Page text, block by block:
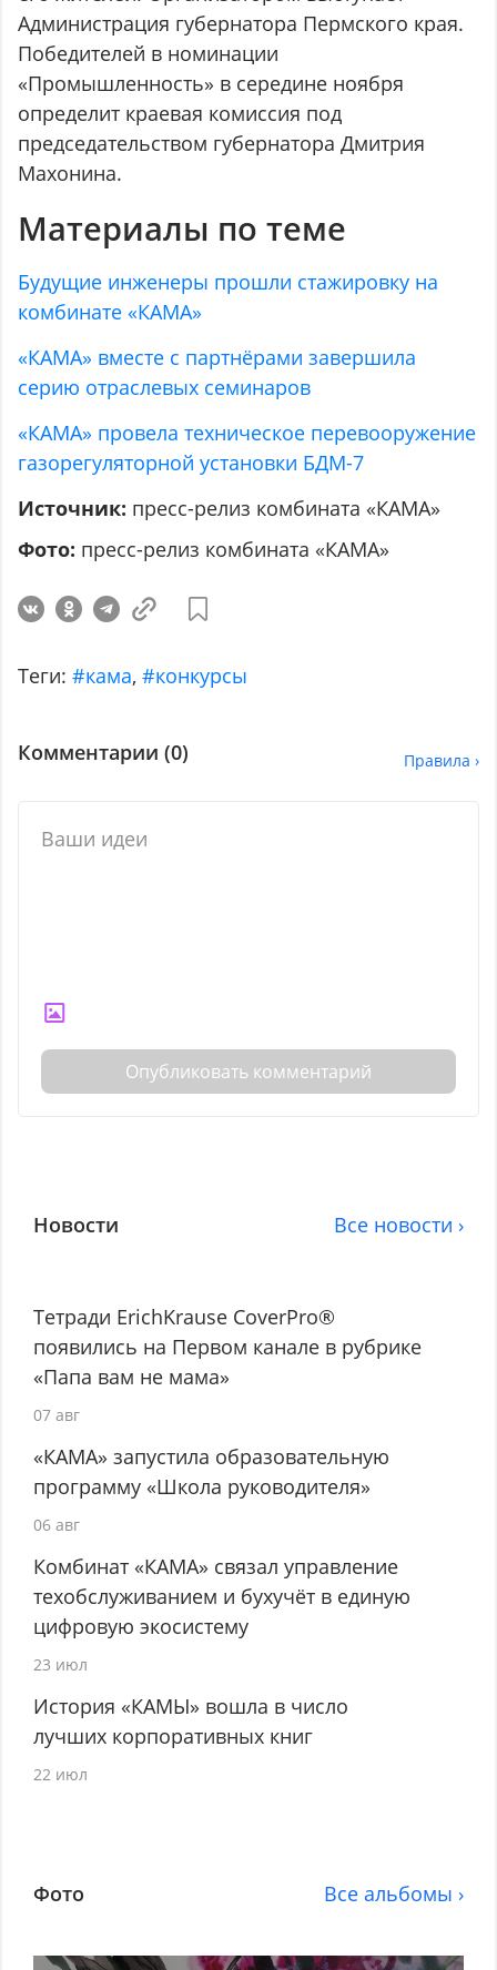
Администрация губернатора Пермского края.
Победителей в номинации
«Промышленность» в середине ноября
определит краевая комиссия под
председательством губернатора Дмитрия
Махонина.
Материалы по теме
Будущие инженеры прошли стажировку на
комбинате «КАМА»
«КАМА» вместе с партнёрами завершила
серию отраслевых семинаров
«КАМА» провела техническое перевооружение
газорегуляторной установки БДМ-7
Источник: пресс-релиз комбината «КАМА»
Фото: пресс-релиз комбината «КАМА»
Теги: #кама,#конкурсы
Комментарии (0) Правила ›
Опубликовать комментарий
Новости Все новости ›
Тетради ErichKrause CoverPro®
появились на Первом канале в рубрике
«Папа вам не мама»
07 авг
«КАМА» запустила образовательную
программу «Школа руководителя»
06 авг
Комбинат «КАМА» связал управление
техобслуживанием и бухучёт в единую
цифровую экосистему
23 июл
История «КАМЫ» вошла в число
лучших корпоративных книг
22 июл
Фото Все альбомы ›